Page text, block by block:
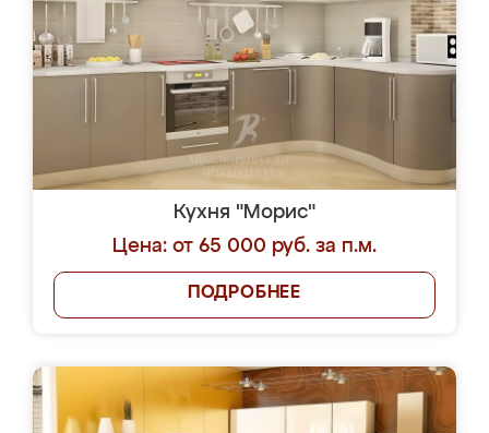
Кухня "Морис"
Цена: от 65 000 руб. за п.м.
ПОДРОБНЕЕ